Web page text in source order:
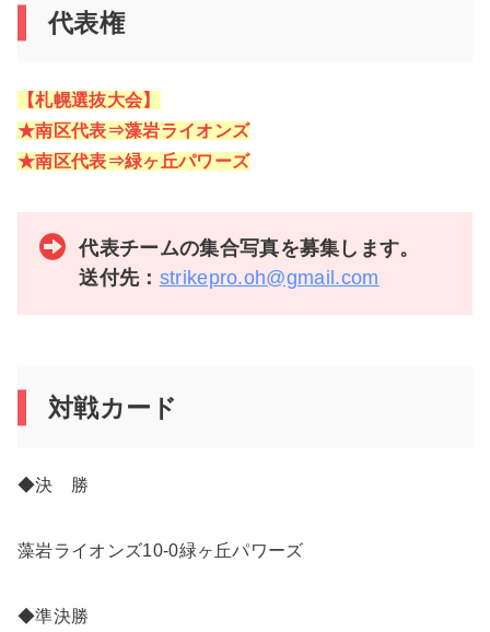
代表権
【札幌選抜大会】
★南区代表⇒藻岩ライオンズ
★南区代表⇒緑ヶ丘パワーズ
代表チームの集合写真を募集します。
送付先： strikepro.oh@gmail.com
対戦カード
◆決 勝
藻岩ライオンズ10-0緑ヶ丘パワーズ
◆準決勝